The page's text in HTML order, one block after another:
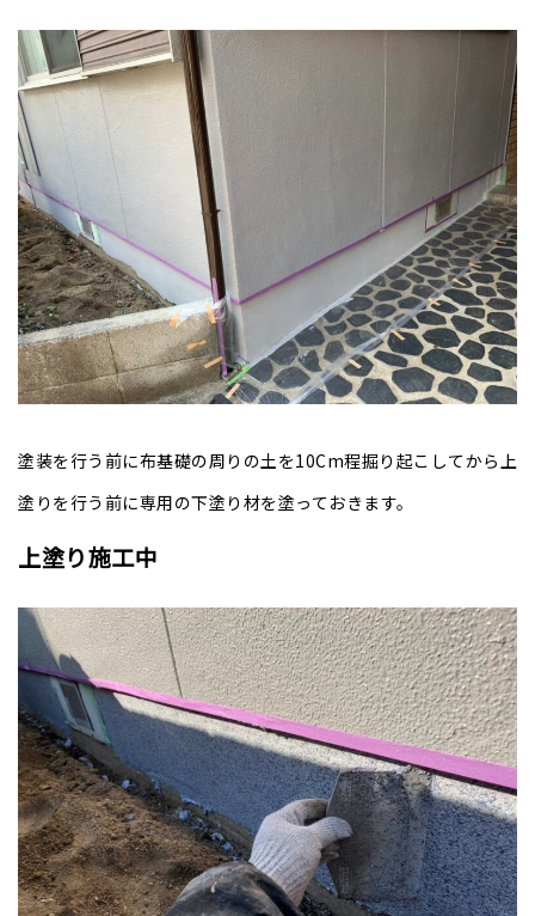
塗装を行う前に布基礎の周りの土を10Cm程掘り起こしてから上
塗りを行う前に専用の下塗り材を塗っておきます。
上塗り施工中